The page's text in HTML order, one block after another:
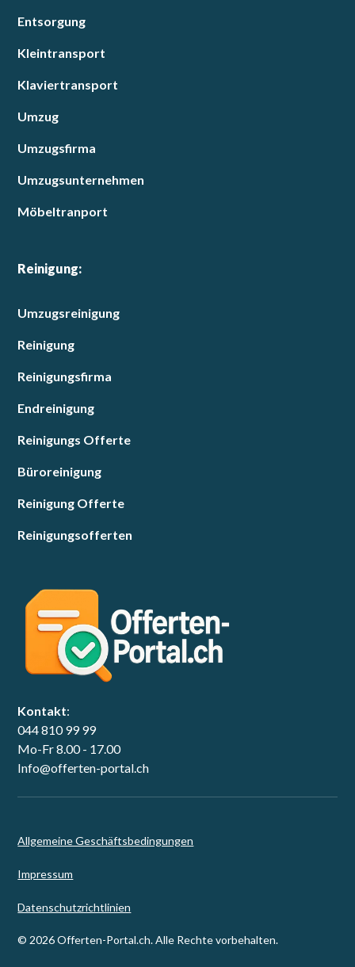
Entsorgung
Kleintransport
Klaviertransport
Umzug
Umzugsfirma
Umzugsunternehmen
Möbeltranport
Reinigung:
Umzugsreinigung
Reinigung
Reinigungsfirma
Endreinigung
Reinigungs Offerte
Büroreinigung
Reinigung Offerte
Reinigungsofferten
Kontakt:
044 810 99 99
Mo-Fr 8.00 - 17.00
Info@offerten-portal.ch
© 2026 Offerten-Portal.ch. Alle Rechte vorbehalten.
Allgemeine Geschäftsbedingungen
Impressum
Datenschutzrichtlinien